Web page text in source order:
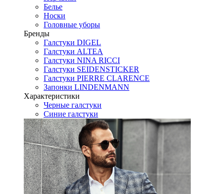
Белье
Носки
Головные уборы
Бренды
Галстуки DIGEL
Галстуки ALTEA
Галстуки NINA RICCI
Галстуки SEIDENSTICKER
Галстуки PIERRE CLARENCE
Запонки LINDENMANN
Характеристики
Черные галстуки
Синие галстуки